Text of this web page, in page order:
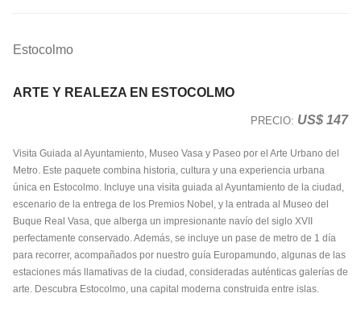
Estocolmo
ARTE Y REALEZA EN ESTOCOLMO
PRECIO: US$ 147
Visita Guiada al Ayuntamiento, Museo Vasa y Paseo por el Arte Urbano del
Metro. Este paquete combina historia, cultura y una experiencia urbana
única en Estocolmo. Incluye una visita guiada al Ayuntamiento de la ciudad,
escenario de la entrega de los Premios Nobel, y la entrada al Museo del
Buque Real Vasa, que alberga un impresionante navío del siglo XVII
perfectamente conservado. Además, se incluye un pase de metro de 1 día
para recorrer, acompañados por nuestro guía Europamundo, algunas de las
estaciones más llamativas de la ciudad, consideradas auténticas galerías de
arte. Descubra Estocolmo, una capital moderna construida entre islas.